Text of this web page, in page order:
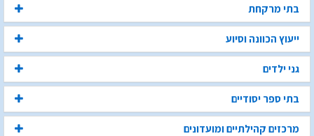
בתי מרקחת
ייעוץ הכוונה וסיוע
גני ילדים
בתי ספר יסודיים
מרכזים קהילתיים ומועדונים